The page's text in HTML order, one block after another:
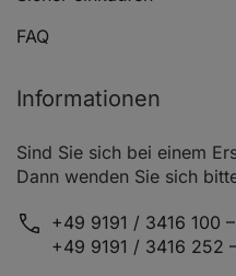
FAQ
Informationen
Sind Sie sich bei einem
Dann wenden Sie sich
+49 9191 / 3416 100
+49 9191 / 3416 252